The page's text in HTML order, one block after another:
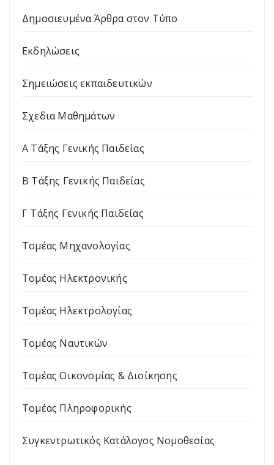
Δημοσιευμένα Άρθρα στον Τύπο
Εκδηλώσεις
Σημειώσεις εκπαιδευτικών
Σχεδια Μαθημάτων
Α Τάξης Γενικής Παιδείας
Β Τάξης Γενικής Παιδείας
Γ Τάξης Γενικής Παιδείας
Τομέας Μηχανολογίας
Τομέας Ηλεκτρονικής
Τομέας Ηλεκτρολογίας
Τομέας Ναυτικών
Τομέας Οικονομίας & Διοίκησης
Τομέας Πληροφορικής
Συγκεντρωτικός Κατάλογος Νομοθεσίας